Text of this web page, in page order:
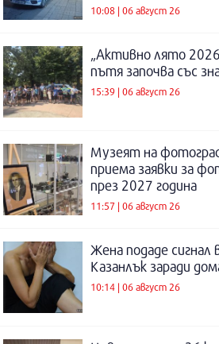
10:08 | 06 август 26
„Активно лято
пътя започва със
15:39 | 06 август 26
Музеят на
приема заявки за
през 2027 година
11:57 | 06 август 26
Жена подаде сигнал
Казанлък заради
10:14 | 06 август 26